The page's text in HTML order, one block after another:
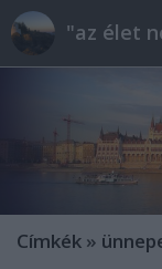
"az élet
Címkék »